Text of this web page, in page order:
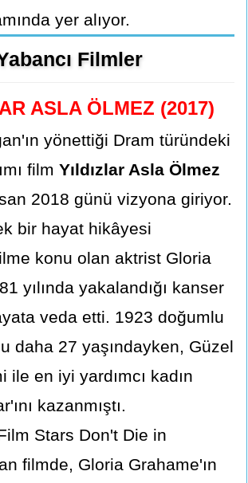
yer alıyor.
Filmler
ASLA ÖLMEZ (2017)
yönettiği Dram türündeki
film Yıldızlar Asla Ölmez
2018 günü vizyona giriyor.
bir hayat hikâyesi
konu olan aktrist Gloria
yılında yakalandığı kanser
veda etti. 1923 doğumlu
daha 27 yaşındayken, Güzel
ile en iyi yardımcı kadın
kazanmıştı.
Stars Don't Die in
filmde, Gloria Grahame'ın